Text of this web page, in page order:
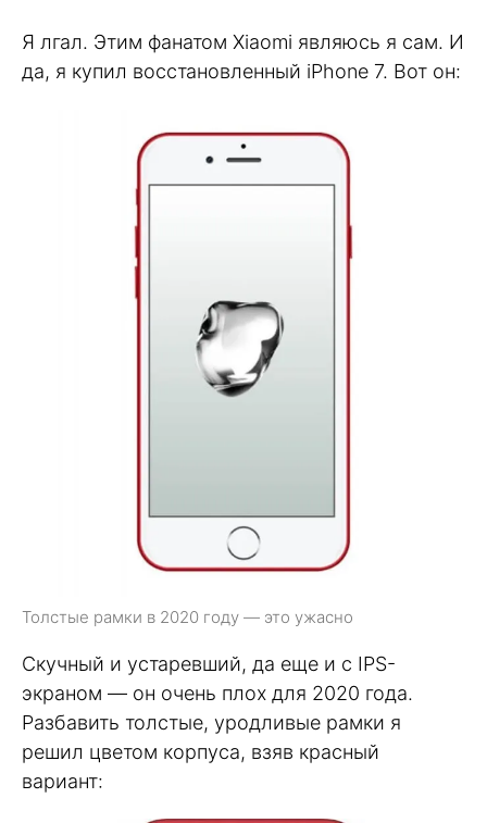
Я лгал. Этим фанатом Xiaomi являюсь я сам. И
да, я купил восстановленный iPhone 7. Вот он:
Толстые рамки в 2020 году — это ужасно
Скучный и устаревший, да еще и с IPS-
экраном — он очень плох для 2020 года.
Разбавить толстые, уродливые рамки я
решил цветом корпуса, взяв красный
вариант: